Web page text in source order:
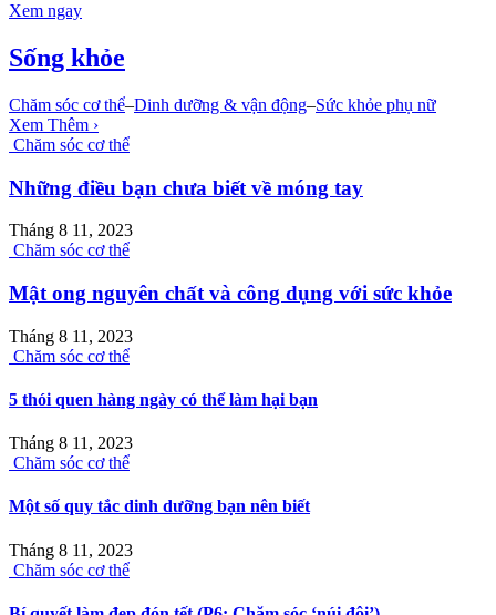
Xem ngay
Sống khỏe
Chăm sóc cơ thể–Dinh dưỡng & vận động–Sức khỏe phụ nữ
Xem Thêm ›
Chăm sóc cơ thể
Những điều bạn chưa biết về móng tay
Tháng 8 11, 2023
Chăm sóc cơ thể
Mật ong nguyên chất và công dụng với sức khỏe
Tháng 8 11, 2023
Chăm sóc cơ thể
5 thói quen hàng ngày có thể làm hại bạn
Tháng 8 11, 2023
Chăm sóc cơ thể
Một số quy tắc dinh dưỡng bạn nên biết
Tháng 8 11, 2023
Chăm sóc cơ thể